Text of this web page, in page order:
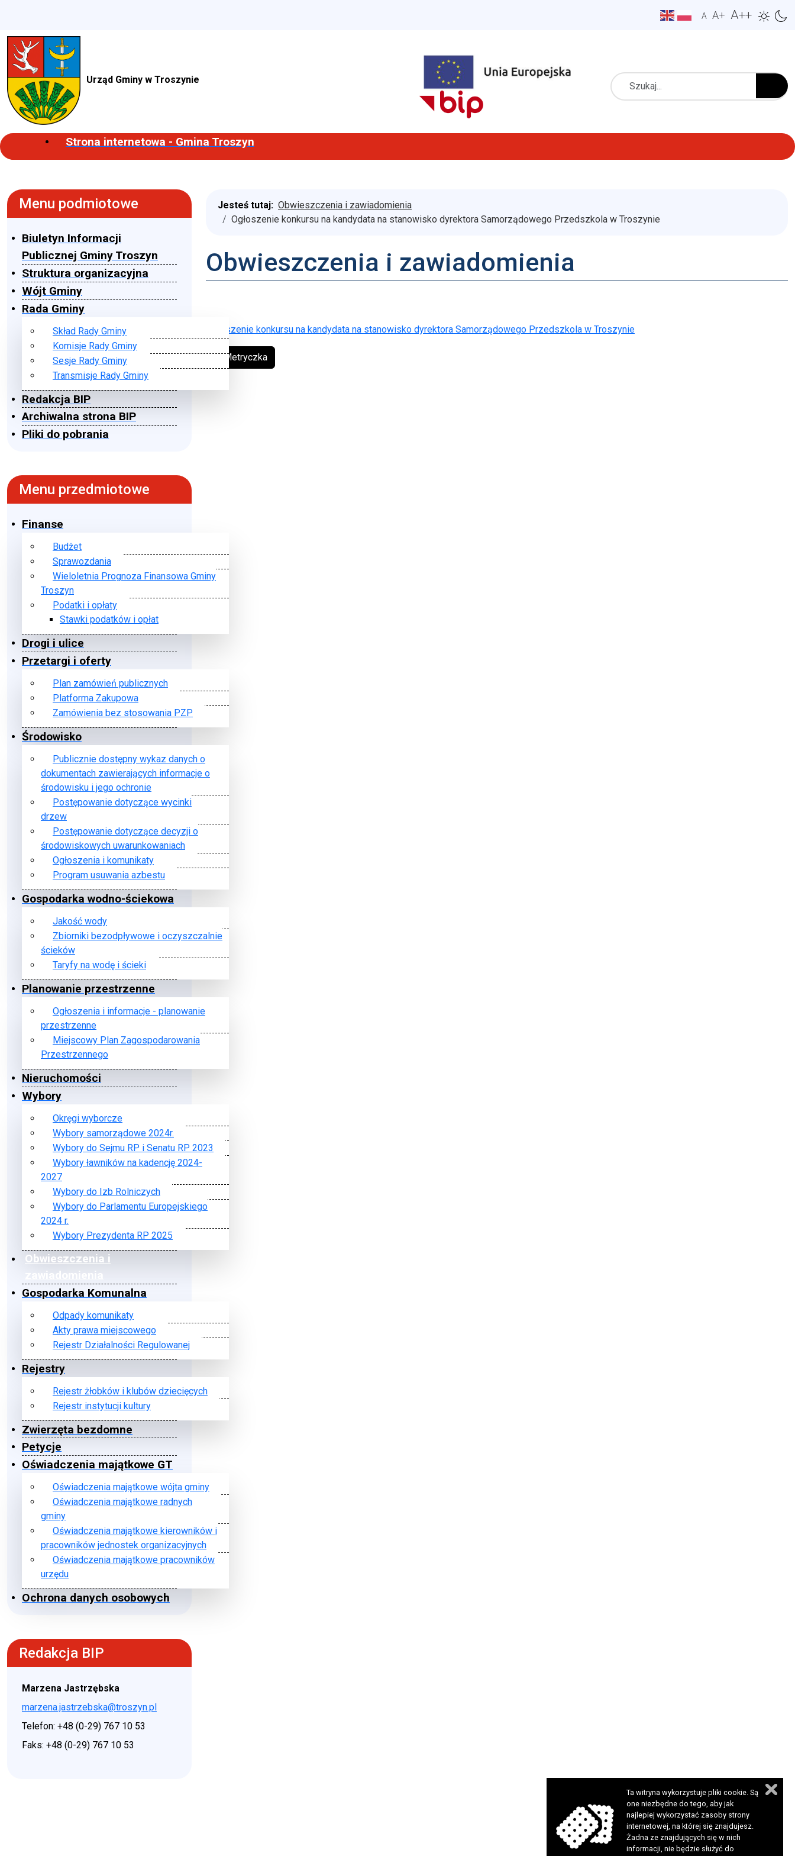
A A+ A++
Urząd Gminy w Troszynie
Szukaj
Strona internetowa - Gmina Troszyn
Menu podmiotowe
Biuletyn Informacji
Publicznej Gminy Troszyn
Struktura organizacyjna
Wójt Gminy
Rada Gminy
Skład Rady Gminy
Komisje Rady Gminy
Sesje Rady Gminy
Transmisje Rady Gminy
Redakcja BIP
Archiwalna strona BIP
Pliki do pobrania
Menu przedmiotowe
Finanse
Budżet
Sprawozdania
Wieloletnia Prognoza Finansowa Gminy
Troszyn
Podatki i opłaty
Stawki podatków i opłat
Drogi i ulice
Przetargi i oferty
Plan zamówień publicznych
Platforma Zakupowa
Zamówienia bez stosowania PZP
Środowisko
Publicznie dostępny wykaz danych o
dokumentach zawierających informacje o
środowisku i jego ochronie
Postępowanie dotyczące wycinki
drzew
Postępowanie dotyczące decyzji o
środowiskowych uwarunkowaniach
Ogłoszenia i komunikaty
Program usuwania azbestu
Gospodarka wodno-ściekowa
Jakość wody
Zbiorniki bezodpływowe i oczyszczalnie
ścieków
Taryfy na wodę i ścieki
Planowanie przestrzenne
Ogłoszenia i informacje - planowanie
przestrzenne
Miejscowy Plan Zagospodarowania
Przestrzennego
Nieruchomości
Wybory
Okręgi wyborcze
Wybory samorządowe 2024r.
Wybory do Sejmu RP i Senatu RP 2023
Wybory ławników na kadencję 2024-
2027
Wybory do Izb Rolniczych
Wybory do Parlamentu Europejskiego
2024 r.
Wybory Prezydenta RP 2025
Obwieszczenia i
zawiadomienia
Gospodarka Komunalna
Odpady komunikaty
Akty prawa miejscowego
Rejestr Działalności Regulowanej
Rejestry
Rejestr żłobków i klubów dziecięcych
Rejestr instytucji kultury
Zwierzęta bezdomne
Petycje
Oświadczenia majątkowe GT
Oświadczenia majątkowe wójta gminy
Oświadczenia majątkowe radnych
gminy
Oświadczenia majątkowe kierowników i
pracowników jednostek organizacyjnych
Oświadczenia majątkowe pracowników
urzędu
Ochrona danych osobowych
Redakcja BIP
Marzena Jastrzębska
marzena.jastrzebska@troszyn.pl
Telefon: +48 (0-29) 767 10 53
Faks: +48 (0-29) 767 10 53
Jesteś tutaj: Obwieszczenia i zawiadomienia
Ogłoszenie konkursu na kandydata na stanowisko dyrektora Samorządowego Przedszkola w Troszynie
Obwieszczenia i zawiadomienia
Ogłoszenie konkursu na kandydata na stanowisko dyrektora Samorządowego Przedszkola w Troszynie
➔ Metryczka
Ta witryna wykorzystuje pliki cookie. Są
one niezbędne do tego, aby jak
najlepiej wykorzystać zasoby strony
internetowej, na której się znajdujesz.
Żadna ze znajdujących się w nich
informacji, nie będzie służyć do